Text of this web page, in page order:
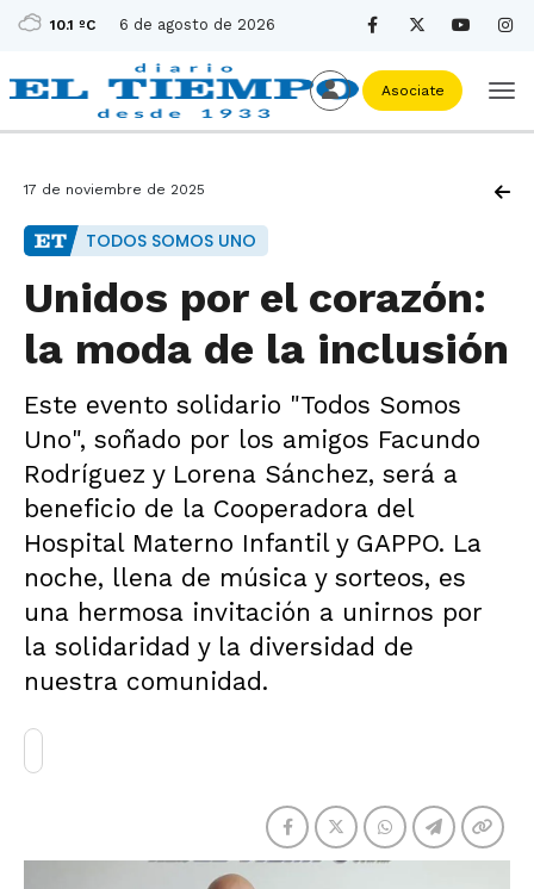
10.1 ºC 6 de agosto de 2026
Asociate
17 de noviembre de 2025
TODOS SOMOS UNO
Unidos por el corazón:
la moda de la inclusión
Este evento solidario "Todos Somos
Uno", soñado por los amigos Facundo
Rodríguez y Lorena Sánchez, será a
beneficio de la Cooperadora del
Hospital Materno Infantil y GAPPO. La
noche, llena de música y sorteos, es
una hermosa invitación a unirnos por
la solidaridad y la diversidad de
nuestra comunidad.